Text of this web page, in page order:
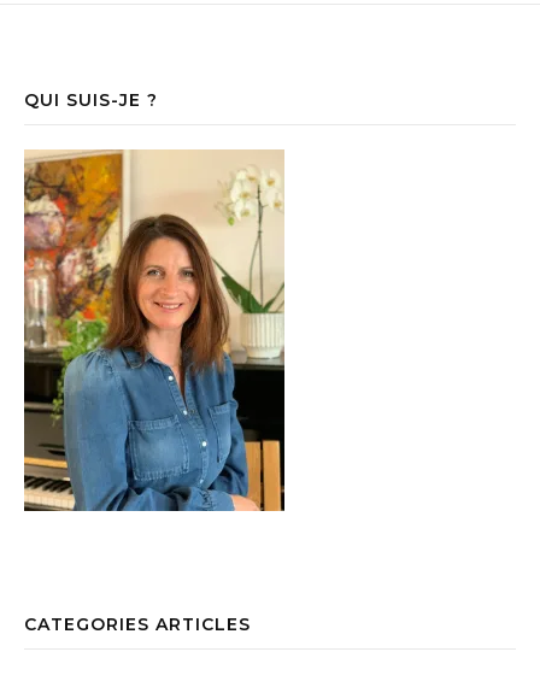
QUI SUIS-JE ?
CATEGORIES ARTICLES